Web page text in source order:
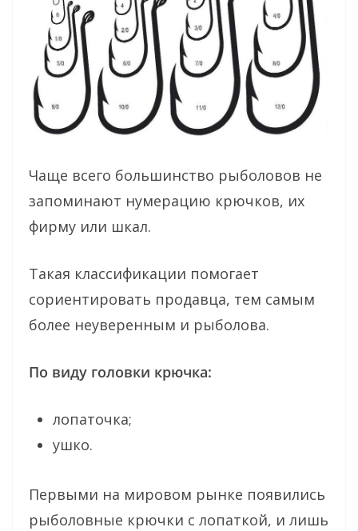
Чаще всего большинство рыболовов не
запоминают нумерацию крючков, их
фирму или шкал.
Такая классификации помогает
сориентировать продавца, тем самым
более неуверенным и рыболова.
По виду головки крючка:
лопаточка;
ушко.
Первыми на мировом рынке появились
рыболовные крючки с лопаткой, и лишь